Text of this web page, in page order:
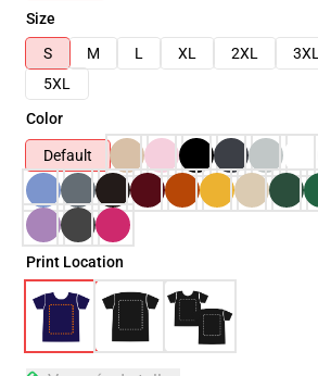
Size
S
M L XL 2XL 3XL
5XL
Color
Default
Print Location